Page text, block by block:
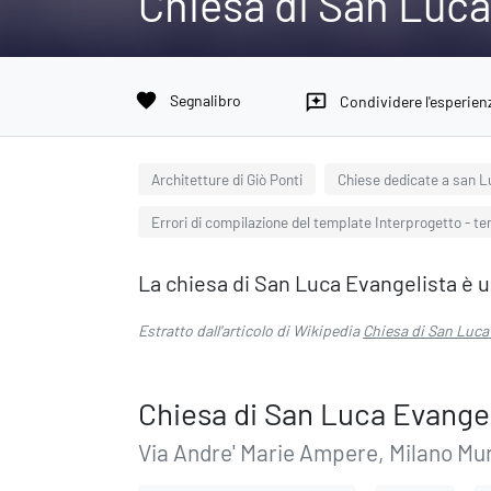
favorite Segnalibro reviews Condividere
Architetture di Giò Ponti Chiese dedicate a san
Errori di compilazione del template Interprogetto -
La chiesa di San Luca Evangelista
Estratto dall'articolo di WikipediaChiesa di San
Chiesa di San Luca
Via Andre' Marie Ampere, Milano